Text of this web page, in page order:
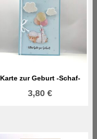
Karte zur Geburt -Schaf-
3,80€